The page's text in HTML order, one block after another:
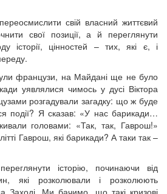
свій власний життєвий
свої позиції, а й переглянути
історії, цінностей – тих, які є, і
французи, на Майдані ще не було
уявлялися чимось у дусі Віктора
розгадували загадку: що ж буде
події? Я сказав: «У нас барикади…
головами: «Так, так, Гаврош!»
Гаврош, які барикади? А таки так –
історію, починаючи від
які розколювали і розколюють
Заході. Ми бачимо, що такі кризові